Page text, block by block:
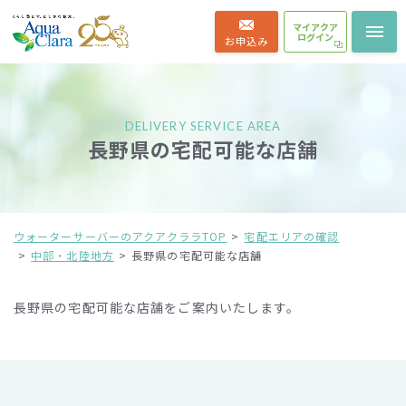
お申込み
マイアクア
ログイン
DELIVERY SERVICE AREA
長野県の宅配可能な店舗
ウォーターサーバーのアクアクララTOP
宅配エリアの確認
中部・北陸地方
長野県の宅配可能な店舗
長野県の宅配可能な店舗をご案内いたします。